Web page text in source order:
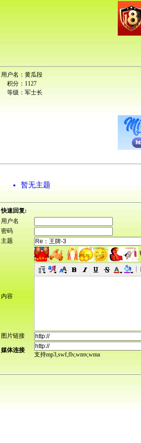
用户名： 黄瓜段
积分： 1127
等级： 军士长
暂无主题
快速回复:
用户名
密码
主题
内容
图片链接
媒体连接
支持mp3,swf,flv,wmv,wma